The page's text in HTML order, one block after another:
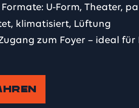
U-Form, Theater,
klimatisiert, Lüftung
zum Foyer – ideal für